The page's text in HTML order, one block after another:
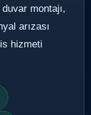
montajı,
arızası
hizmeti